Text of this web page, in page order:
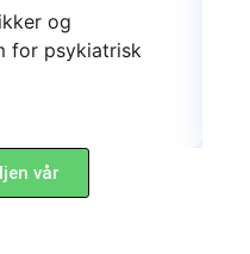
og
for psykiatrisk
vår